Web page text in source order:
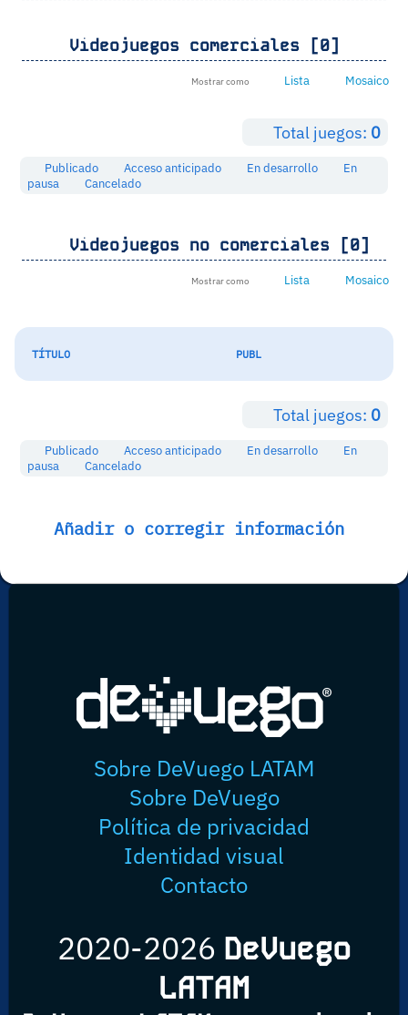
Videojuegos comerciales [0]
Mostrar como Lista Mosaico
Total juegos: 0
Publicado Acceso anticipado En desarrollo
En
pausa
Cancelado
Videojuegos no comerciales [0]
Mostrar como Lista Mosaico
TÍTULO PUBL
Total juegos: 0
Publicado Acceso anticipado En desarrollo
En
pausa
Cancelado
Añadir o corregir información
Sobre DeVuego LATAM
Sobre DeVuego
Política de privacidad
Identidad visual
Contacto
2020-2026 DeVuego
LATAM